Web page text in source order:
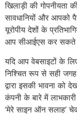
खिलाड़ी की गोपनीयता
सावधानियों और आपको
यूरोपीय देशों के
आप सीआईएस कर सकते
यदि आप वेबसाइटों के
निश्चित रूप से सही जगह
द्वारा इसकी भावना
कंपनी के बारे में
‘मेरे साइन ऑन सलाह’